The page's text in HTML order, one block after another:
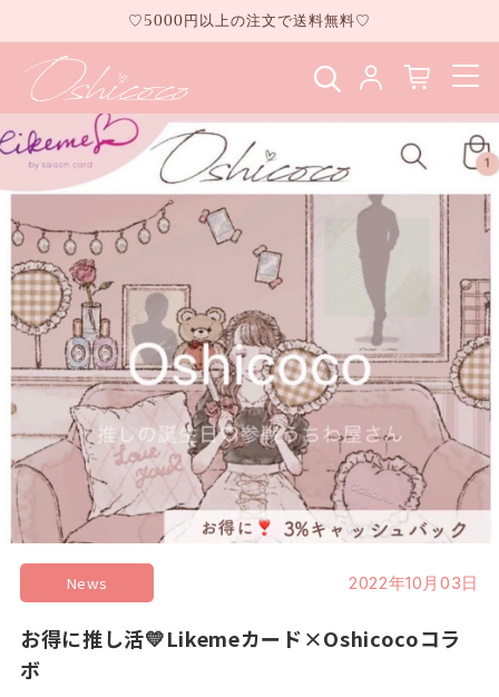
進む
♡5000円以上の注文で送料無料♡
News 2022年10月03日
お得に推し活💛Likemeカード×Oshicocoコラ
ボ